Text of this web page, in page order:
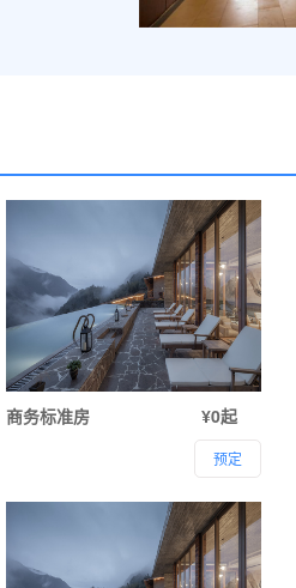
商务标准房 ¥0起
预定